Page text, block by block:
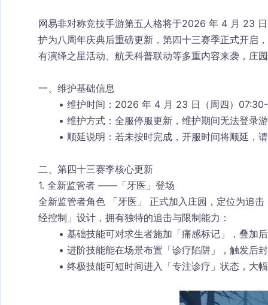
网易非对称竞技手游第五人格将于2026 年 4 月 23
护为八周年庆典后重磅更新， 第四十三赛季正式开启
有演绎之星活动、航天科普联动等多重内容来袭，庄
一、维护基础信息
维护时间 ：2026 年 4 月 23 日（周四）
维护方式：全服停服更新，维护期间无法登录
顺延说明 ：若未按时完成，开服时间将顺延，
二、第四十三赛季核心更新
1. 全新监管者 ——「牙医」登场
全新监管者角色 「牙医」 正式加入庄园，定位为追
经控制」设计，拥有独特的追击与限制能力：
基础技能可对求生者施加「痛感标记」，叠加
进阶技能能在场景布置「诊疗陷阱」，触发后
终极技能可短时间进入「专注诊疗」状态，大